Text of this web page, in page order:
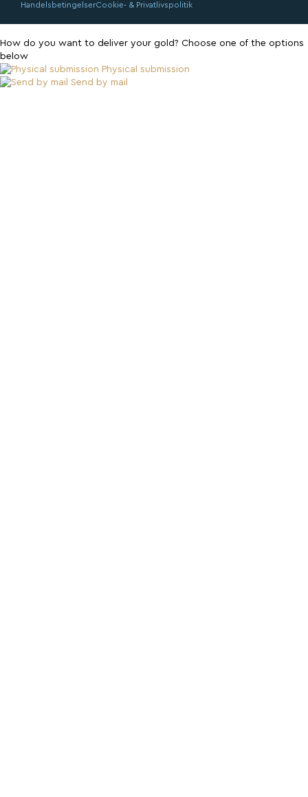
HandelsbetingelserCookie- & Privatlivspolitik
How do you want to deliver your gold? Choose one of the options
below
Physical submission
Send by mail